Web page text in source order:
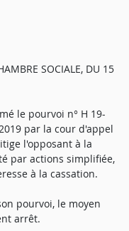
SOCIALE, DU 15
le pourvoi n° H 19-
par la cour d'appel
l'opposant à la
par actions simplifiée,
à la cassation.
pourvoi, le moyen
arrêt.